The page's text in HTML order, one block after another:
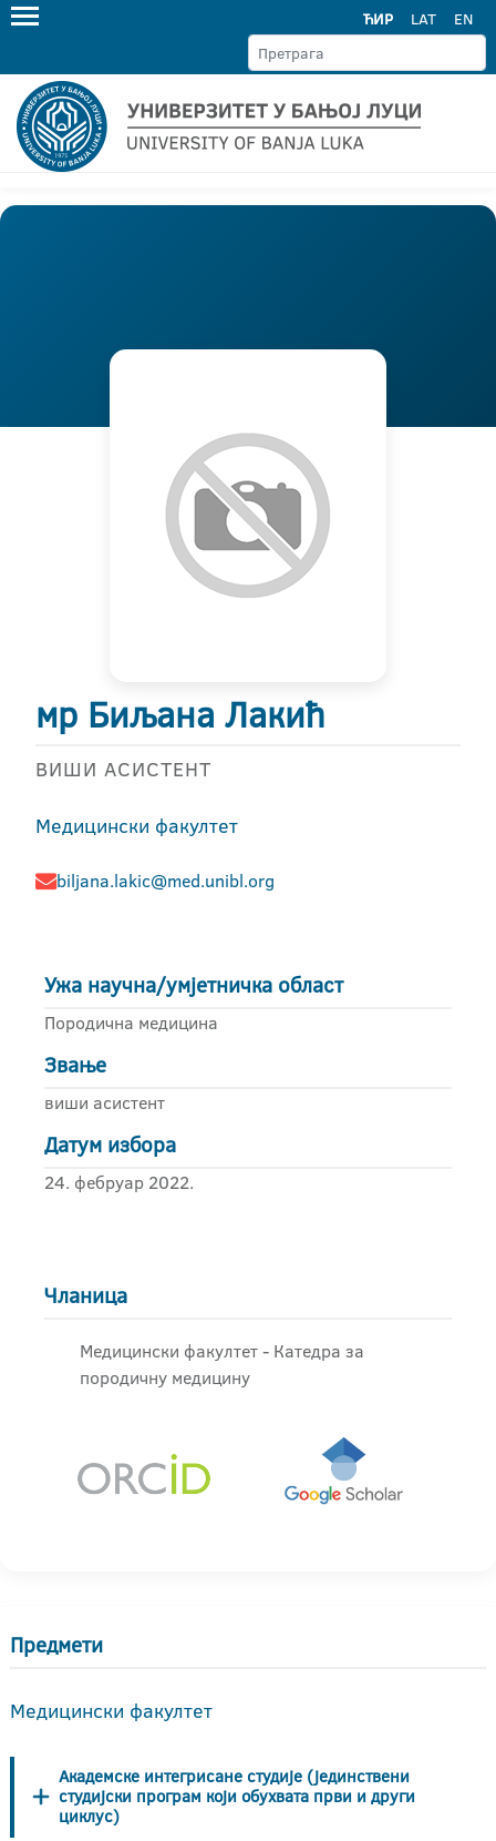
ЋИР LAT EN
мр Биљана Лакић
ВИШИ АСИСТЕНТ
Медицински факултет
biljana.lakic@med.unibl.org
Ужа научна/умјетничка област
Породична медицина
Звање
виши асистент
Датум избора
24. фебруар 2022.
Чланица
Медицински факултет - Катедра за
породичну медицину
Предмети
Медицински факултет
Академске интегрисане студије (јединствени
студијски програм који обухвата први и други
циклус)